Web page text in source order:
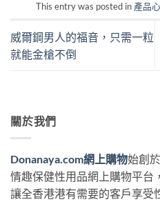
This entry was posted in 產品
威爾鋼男人的福音，只需一粒
就能金槍不倒
關於我們
Donanaya.com網上購物始創
情趣保健性用品網上購物平台
讓全香港港有需要的客戶享受